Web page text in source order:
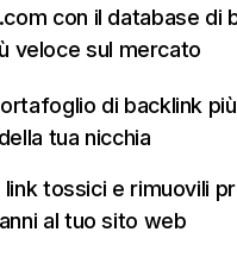
con il database di
veloce sul mercato
di backlink più
tua nicchia
link tossici e rimuovili
al tuo sito web